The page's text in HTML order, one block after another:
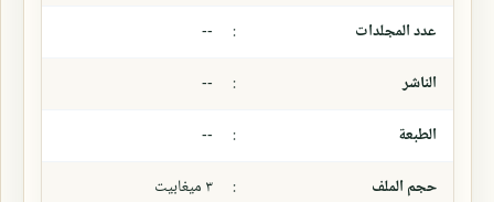
عدد المجلدات
:
--
الناشر
:
--
الطبعة
:
--
حجم الملف
: ٣ ميغابيت